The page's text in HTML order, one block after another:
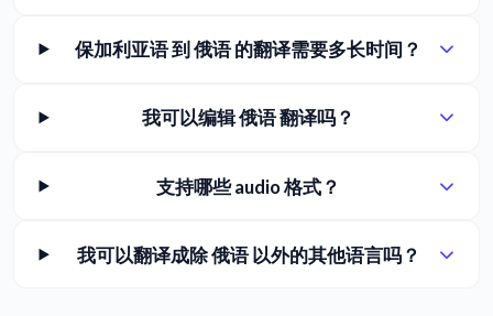
保加利亚语 到 俄语 的翻译需要多长时间？
我可以编辑 俄语 翻译吗？
支持哪些 audio 格式？
我可以翻译成除 俄语 以外的其他语言吗？